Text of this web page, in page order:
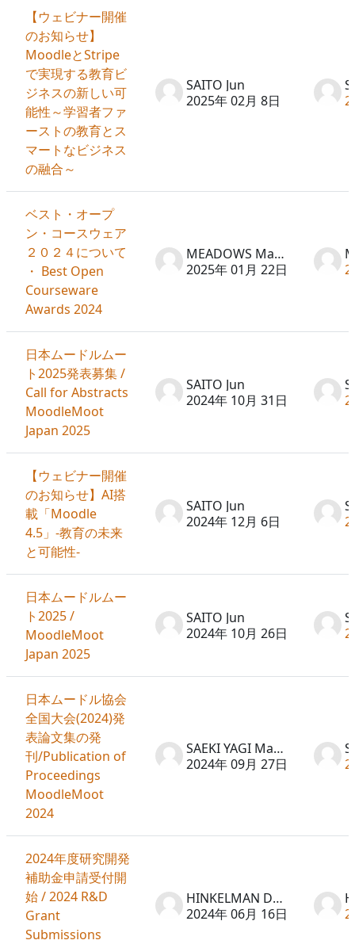
【ウェビナー開催
のお知らせ】
MoodleとStripe
で実現する教育ビ
ジネスの新しい可
能性～学習者ファ
ーストの教育とス
マートなビジネス
の融合～
SAITO Jun
2025年 02月 8日
ベスト・オープ
ン・コースウェア
２０２４について
・ Best Open
Courseware
Awards 2024
MEADOWS Martin
2025年 01月 22日
日本ムードルムー
ト2025発表募集 /
Call for Abstracts
MoodleMoot
Japan 2025
SAITO Jun
2024年 10月 31日
【ウェビナー開催
のお知らせ】AI搭
載「Moodle
4.5」-教育の未来
と可能性-
SAITO Jun
2024年 12月 6日
日本ムードルムー
ト2025 /
MoodleMoot
Japan 2025
SAITO Jun
2024年 10月 26日
日本ムードル協会
全国大会(2024)発
表論文集の発
刊/Publication of
Proceedings
MoodleMoot
2024
SAEKI YAGI Machiko
2024年 09月 27日
2024年度研究開発
補助金申請受付開
始 / 2024 R&D
Grant
Submissions
HINKELMAN Don
2024年 06月 16日